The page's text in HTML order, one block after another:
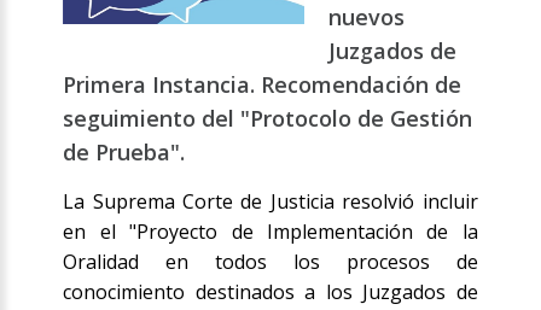
nuevos
Juzgados de
Primera Instancia. Recomendación de
seguimiento del "Protocolo de Gestión
de Prueba".
La Suprema Corte de Justicia resolvió incluir
en el "Proyecto de Implementación de la
Oralidad en todos los procesos de
conocimiento destinados a los Juzgados de